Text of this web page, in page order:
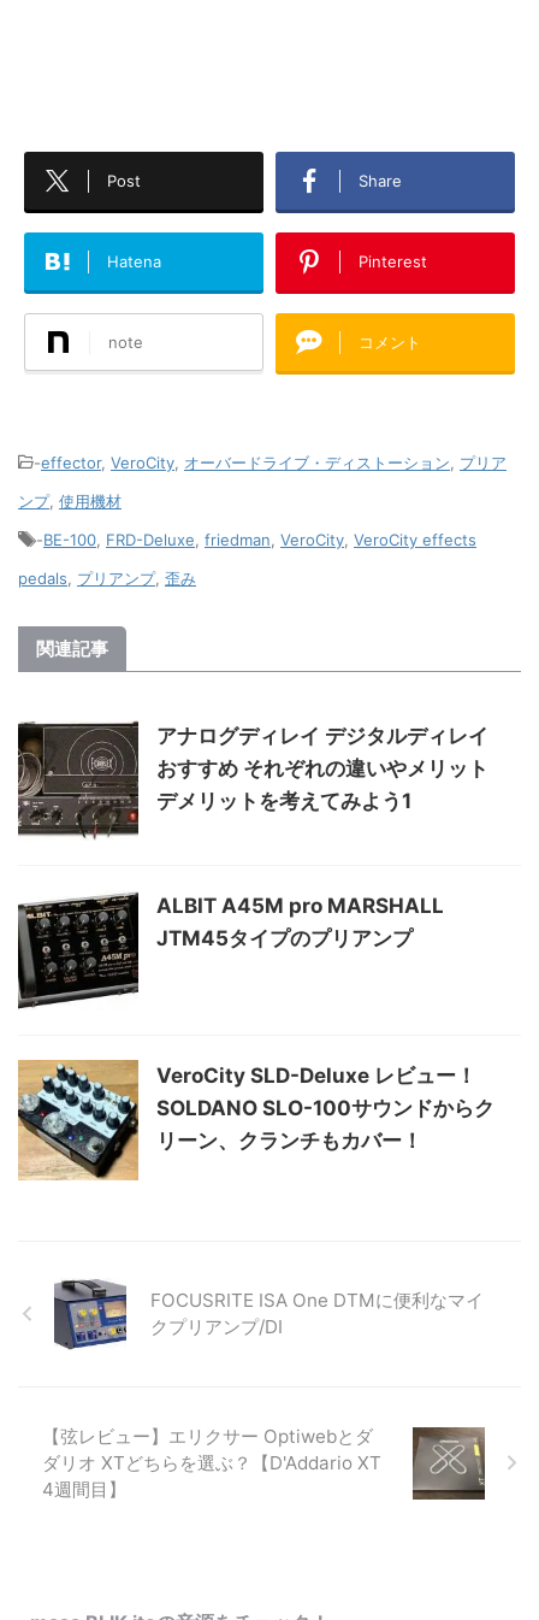
Post Share
Hatena Pinterest
note コメント
-effector, VeroCity オーバードライブ・ディストーション
プリア
ンプ, 使用機材
-BE-100 FRD-Deluxe friedman VeroCity VeroCity effects
pedals
プリアンプ, 歪み
関連記事
アナログディレイ デジタルディレイ
おすすめ それぞれの違いやメリット
デメリットを考えてみよう1
ALBIT A45M pro MARSHALL
JTM45タイプのプリアンプ
VeroCity SLD-Deluxe レビュー！
SOLDANO SLO-100サウンドからク
リーン、クランチもカバー！
FOCUSRITE ISA One DTMに便利なマイ
クプリアンプ/DI
【弦レビュー】エリクサー Optiwebとダ
ダリオ XTどちらを選ぶ？【D'Addario XT
4週間目】